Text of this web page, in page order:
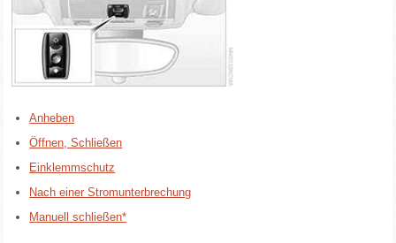
Anheben
Öffnen, Schließen
Einklemmschutz
Nach einer Stromunterbrechung
Manuell schließen*